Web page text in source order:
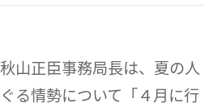
山正臣事務局長は、夏の人
る情勢について「４月に行